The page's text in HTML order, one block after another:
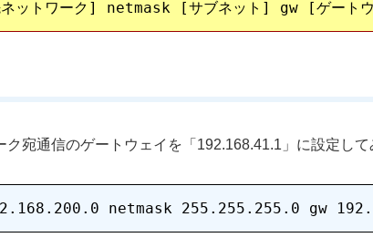
ク宛通信のゲートウェイを「192.168.41.1」に設定して